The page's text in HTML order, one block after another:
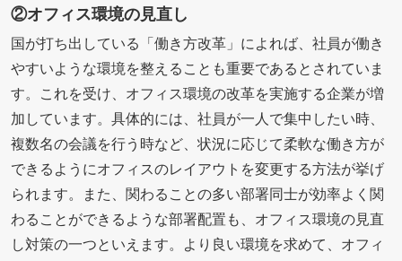
②オフィス環境の見直し
国が打ち出している「働き方改革」によれば、社員が働き
やすいような環境を整えることも重要であるとされていま
す。これを受け、オフィス環境の改革を実施する企業が増
加しています。具体的には、社員が一人で集中したい時、
複数名の会議を行う時など、状況に応じて柔軟な働き方が
できるようにオフィスのレイアウトを変更する方法が挙げ
られます。また、関わることの多い部署同士が効率よく関
わることができるような部署配置も、オフィス環境の見直
し対策の一つといえます。より良い環境を求めて、オフィ